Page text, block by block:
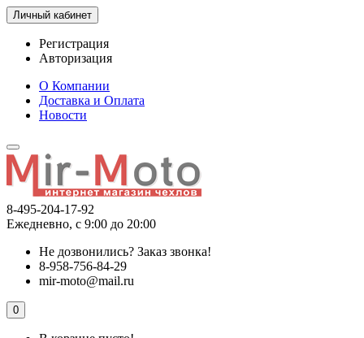
Личный кабинет
Регистрация
Авторизация
О Компании
Доставка и Оплата
Новости
8-495-204-17-92
Ежедневно, с 9:00 до 20:00
Не дозвонились? Заказ звонка!
8-958-756-84-29
mir-moto@mail.ru
0